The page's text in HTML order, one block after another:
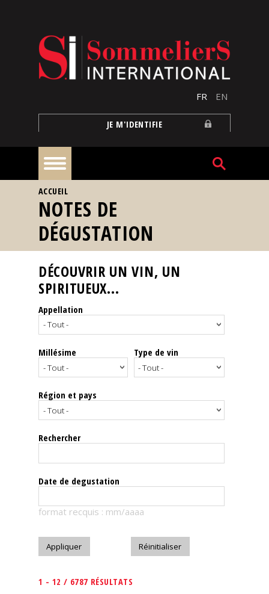
FR EN
JE M'IDENTIFIE
À
la
une
Reportages
Nos
Spiritueux
Notes
dégustation
Le
magazine
Télécharger
VOUS ÊTES ICI
ACCUEIL
NOTES DE
DÉGUSTATION
DÉCOUVRIR UN VIN, UN
SPIRITUEUX...
Appellation
Millésime Type de vin
Région et pays
Rechercher
Date de degustation
format recquis : mm/aaaa
1 - 12 / 6787 RÉSULTATS